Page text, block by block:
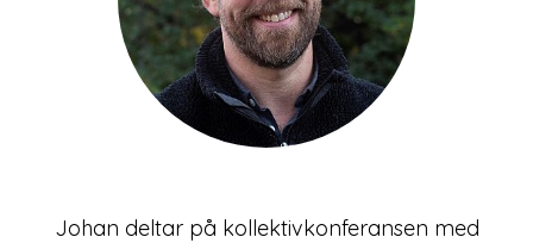
Johan deltar på kollektivkonferansen med